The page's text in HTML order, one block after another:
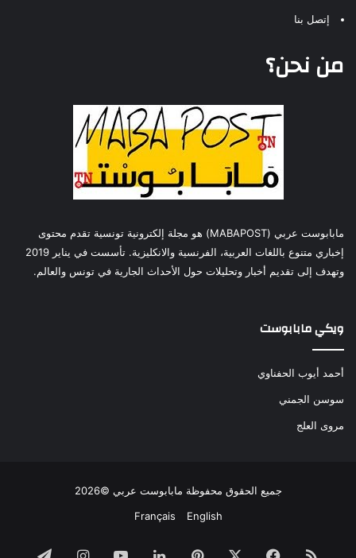
إتصل بنا
من نحن؟
مابابوست عربي (MABAPOST) هو مجلة إلكترونية تونسية تقدم محتوى
إخباري متنوع باللغات العربية، الفرنسية والانكليزية. تأسست في يناير 2019
وتهدف إلى تقديم أخبار وتحليلات حول الأحداث الجارية في تونس والعالم.
ويكي مابابوست
أحمد أيوب الحفناوي
سوسن الجمني
مروى العلج
جميع الحقوق محفوظة مابابوست عربي ©2026
English
Français